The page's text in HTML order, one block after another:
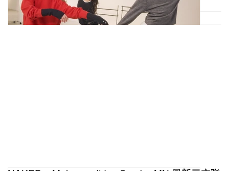
名鞋款率先曝光